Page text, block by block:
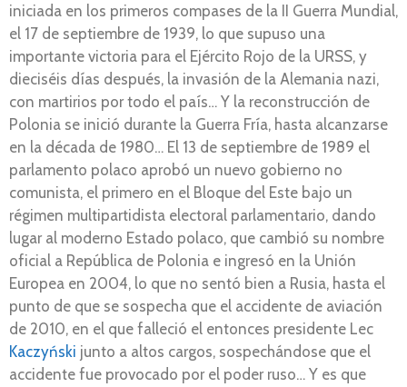
iniciada en los primeros compases de la II Guerra Mundial,
el 17 de septiembre de 1939, lo que supuso una
importante victoria para el Ejército Rojo de la URSS, y
dieciséis días después, la invasión de la Alemania nazi,
con martirios por todo el país… Y la reconstrucción de
Polonia se inició durante la Guerra Fría, hasta alcanzarse
en la década de 1980… El 13 de septiembre de 1989 el
parlamento polaco aprobó un nuevo gobierno no
comunista, el primero en el Bloque del Este bajo un
régimen multipartidista electoral parlamentario, dando
lugar al moderno Estado polaco, que cambió su nombre
oficial a República de Polonia e ingresó en la Unión
Europea en 2004, lo que no sentó bien a Rusia, hasta el
punto de que se sospecha que el accidente de aviación
de 2010, en el que falleció el entonces presidente Lec
Kaczyński junto a altos cargos, sospechándose que el
accidente fue provocado por el poder ruso… Y es que